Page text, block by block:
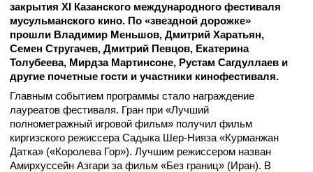
закрытия XI Казанского международного фестиваля
мусульманского кино. По «звездной дорожке»
прошли Владимир Меньшов, Дмитрий Харатьян,
Семен Стругачев, Дмитрий Певцов, Екатерина
Толубеева, Мирдза Мартинсоне, Рустам Сагдуллаев и
другие почетные гости и участники кинофестиваля.
Главным событием программы стало награждение
лауреатов фестиваля. Гран при «Лучший
полнометражный игровой фильм» получил фильм
киргизского режиссера Садыка Шер-Нияза «Курманжан
Датка» («Королева Гор»). Лучшим режиссером назван
Амирхуссейн Азгари за фильм «Без границ» (Иран). В